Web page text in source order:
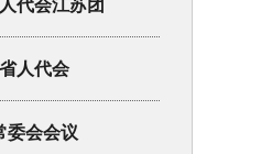
代会江苏团
省人代会
委会会议